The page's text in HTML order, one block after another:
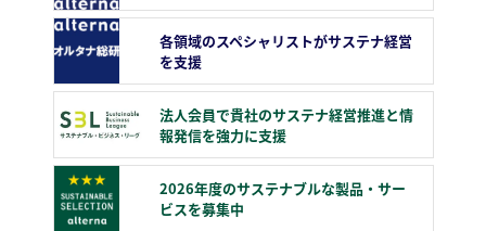
各領域のスペシャリストがサステナ経営
を支援
法人会員で貴社のサステナ経営推進と情
報発信を強力に支援
2026年度のサステナブルな製品・サー
ビスを募集中